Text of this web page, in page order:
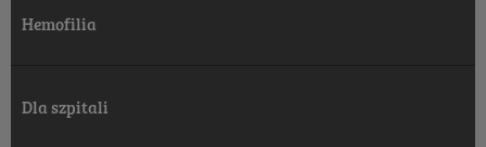
Hemofilia
Dla szpitali